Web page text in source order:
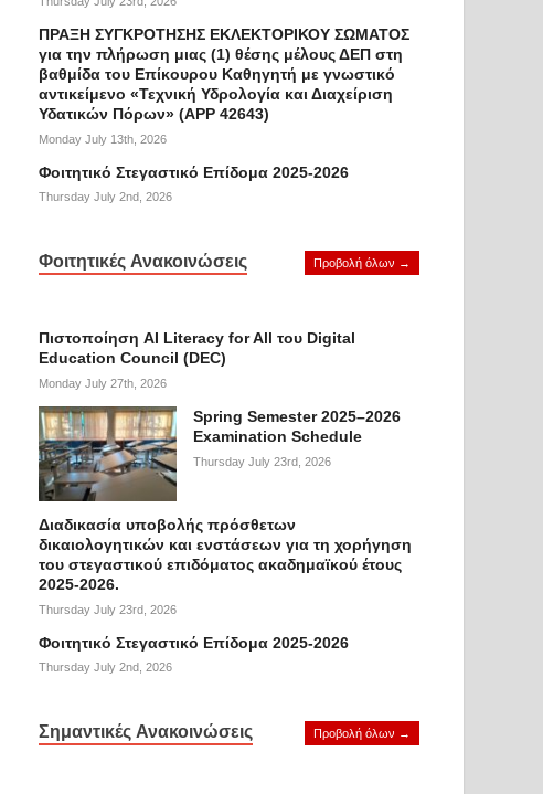
ΠΡΑΞΗ ΣΥΓΚΡΟΤΗΣΗΣ ΕΚΛΕΚΤΟΡΙΚΟΥ ΣΩΜΑΤΟΣ
για την πλήρωση μιας (1) θέσης μέλους ΔΕΠ στη
βαθμίδα του Επίκουρου Καθηγητή με γνωστικό
αντικείμενο «Τεχνική Υδρολογία και Διαχείριση
Υδατικών Πόρων» (APP 42643)
Monday July 13th, 2026
Φοιτητικό Στεγαστικό Επίδομα 2025-2026
Thursday July 2nd, 2026
Φοιτητικές Ανακοινώσεις Προβολή όλων →
Πιστοποίηση AI Literacy for All του Digital
Education Council (DEC)
Monday July 27th, 2026
Spring Semester 2025–2026
Examination Schedule
Thursday July 23rd, 2026
Διαδικασία υποβολής πρόσθετων
δικαιολογητικών και ενστάσεων για τη χορήγηση
του στεγαστικού επιδόματος ακαδημαϊκού έτους
2025-2026.
Thursday July 23rd, 2026
Φοιτητικό Στεγαστικό Επίδομα 2025-2026
Thursday July 2nd, 2026
Σημαντικές Ανακοινώσεις Προβολή όλων →